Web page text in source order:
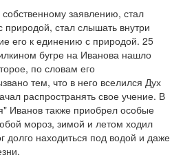
заявлению, стал
природой, стал слышать внутри
его к единению с природой. 25
бугре на Иванова нашло
по словам его
тем, что в него вселился Дух
распространять свое учение. В
Иванов также приобрел особые
мороз, зимой и летом ходил
долго находиться под водой и даже